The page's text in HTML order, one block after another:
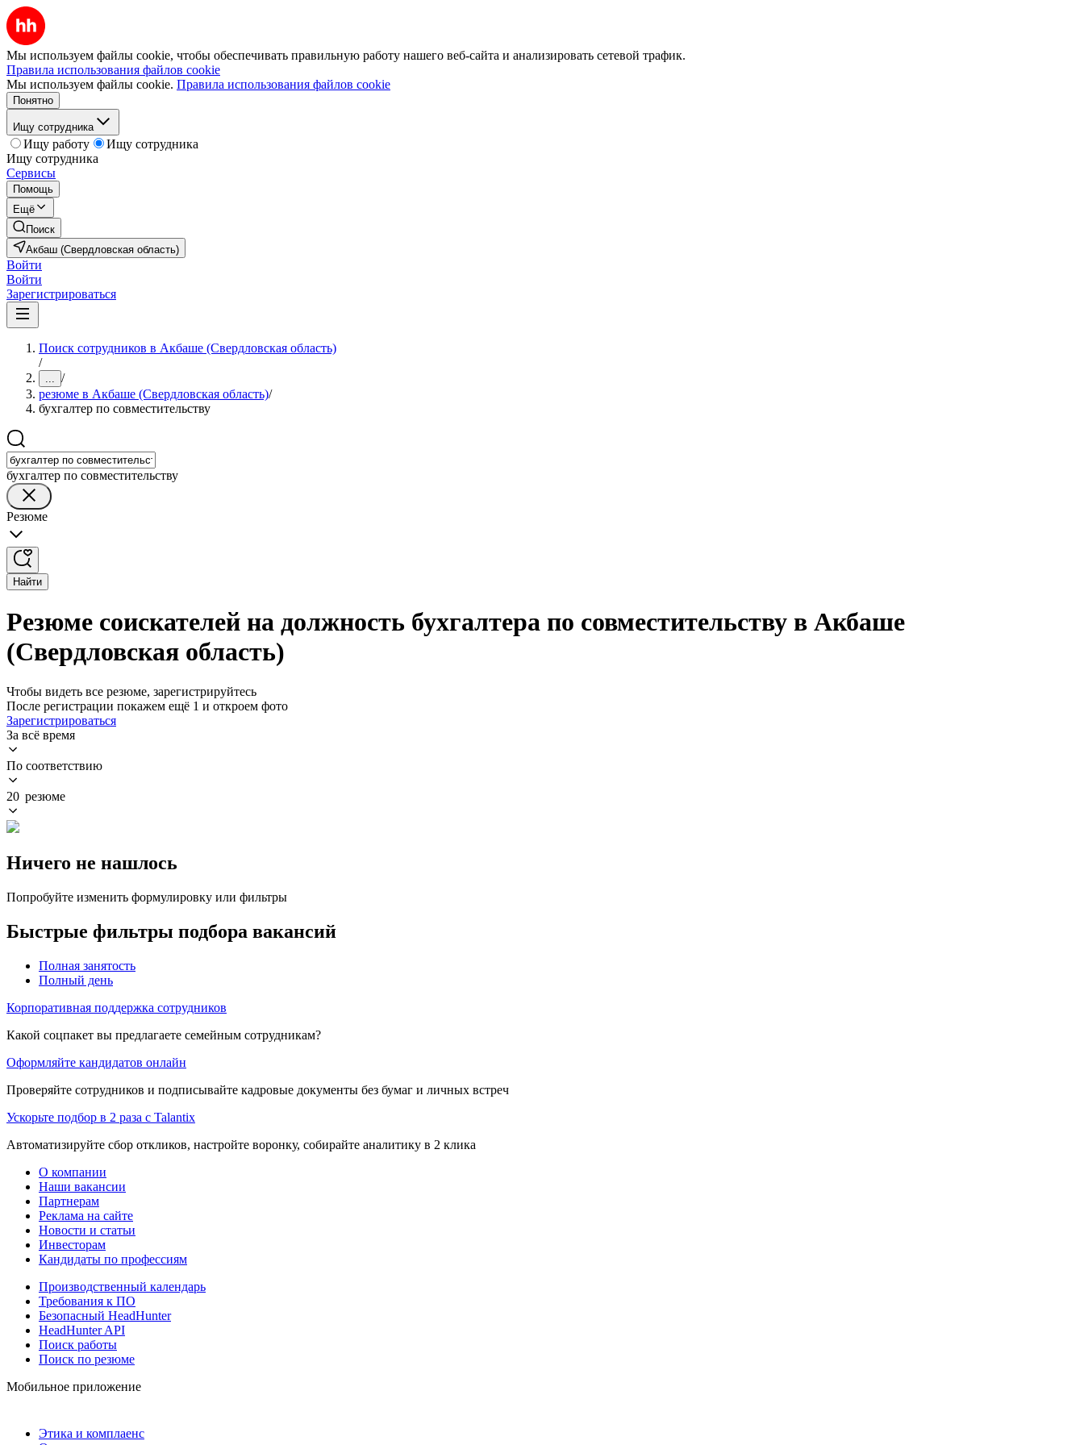
Мы используем файлы cookie, чтобы обеспечивать правильную работу нашего веб-сайта и анализировать сетевой трафик.
Правила использования файлов cookie
Мы используем файлы cookie. Правила использования файлов cookie
Понятно
Ищу сотрудника
Ищу работу
Ищу сотрудника
Ищу сотрудника
Сервисы
Помощь
Ещё
Поиск
Акбаш (Свердловская область)
Войти
Войти
Зарегистрироваться
Поиск сотрудников в Акбаше (Свердловская область)
/
... /
резюме в Акбаше (Свердловская область)/
бухгалтер по совместительству
бухгалтер по совместительству
Резюме
Найти
Резюме соискателей на должность бухгалтера по совместительству в Акбаше
(Свердловская область)
Чтобы видеть все резюме, зарегистрируйтесь
После регистрации покажем ещё 1 и откроем фото
Зарегистрироваться
За всё время
По соответствию
20 резюме
Ничего не нашлось
Попробуйте изменить формулировку или фильтры
Быстрые фильтры подбора вакансий
Полная занятость
Полный день
Корпоративная поддержка сотрудников
Какой соцпакет вы предлагаете семейным сотрудникам?
Оформляйте кандидатов онлайн
Проверяйте сотрудников и подписывайте кадровые документы без бумаг и личных встреч
Ускорьте подбор в 2 раза с Talantix
Автоматизируйте сбор откликов, настройте воронку, собирайте аналитику в 2 клика
О компании
Наши вакансии
Партнерам
Реклама на сайте
Новости и статьи
Инвесторам
Кандидаты по профессиям
Производственный календарь
Требования к ПО
Безопасный HeadHunter
HeadHunter API
Поиск работы
Поиск по резюме
Мобильное приложение
Этика и комплаенс